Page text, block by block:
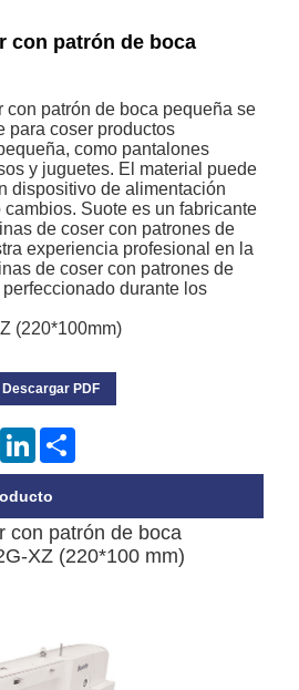
con patrón de boca
con patrón de boca pequeña se
para coser productos
como pantalones
y juguetes. El material puede
dispositivo de alimentación
Suote es un fabricante
de coser con patrones de
experiencia profesional en la
de coser con patrones de
durante los
(220*100mm)
Descargar PDF
PinterestLinkedIn
con patrón de boca
XZ (220*100 mm)